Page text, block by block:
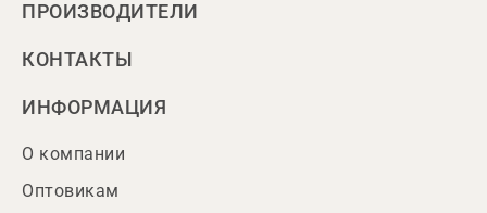
ПРОИЗВОДИТЕЛИ
КОНТАКТЫ
ИНФОРМАЦИЯ
О компании
Оптовикам